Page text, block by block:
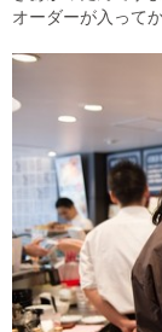
オーダーが入って